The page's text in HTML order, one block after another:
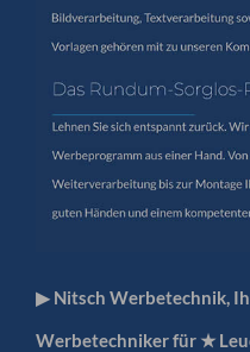
▶︎ Nitsch Werbetechnik,
Werbetechniker für ★